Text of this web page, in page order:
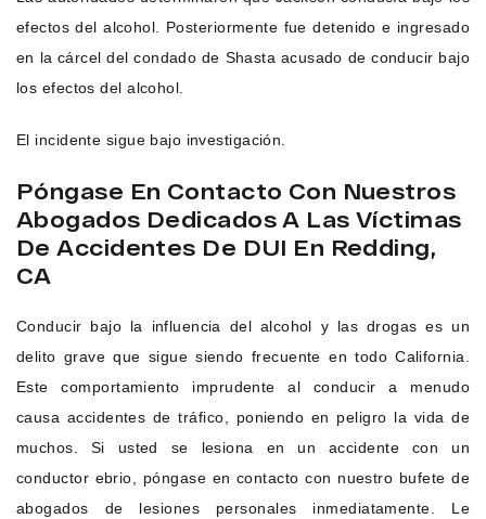
efectos del alcohol. Posteriormente fue detenido e ingresado
en la cárcel del condado de Shasta acusado de conducir bajo
los efectos del alcohol.
El incidente sigue bajo investigación.
Póngase En Contacto Con Nuestros
Abogados Dedicados A Las Víctimas
De Accidentes De DUI En Redding,
CA
Conducir bajo la influencia del alcohol y las drogas es un
delito grave que sigue siendo frecuente en todo California.
Este comportamiento imprudente al conducir a menudo
causa accidentes de tráfico, poniendo en peligro la vida de
muchos. Si usted se lesiona en un accidente con un
conductor ebrio, póngase en contacto con nuestro bufete de
abogados de lesiones personales inmediatamente. Le